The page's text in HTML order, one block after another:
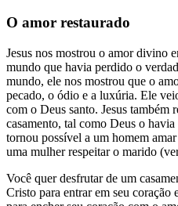
O amor restaurado
Jesus nos mostrou o amor divino
mundo que havia perdido o
mundo, ele nos mostrou que o
pecado, o ódio e a luxúria. Ele
com o Deus santo. Jesus também
casamento, tal como Deus o
tornou possível a um homem
uma mulher respeitar o marido
Você quer desfrutar de um
Cristo para entrar em seu coração